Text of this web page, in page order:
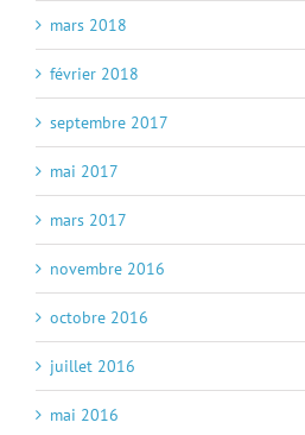
mars 2018
février 2018
septembre 2017
mai 2017
mars 2017
novembre 2016
octobre 2016
juillet 2016
mai 2016